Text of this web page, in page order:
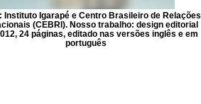
Instituto Igarapé e Centro Brasileiro de Relações
(CEBRI). Nosso trabalho: design editorial
24 páginas, editado nas versões inglês e em
português